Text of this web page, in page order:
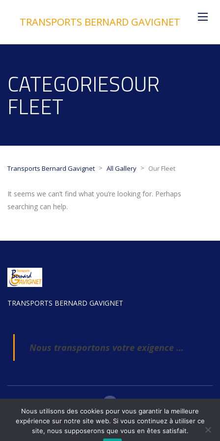
TRANSPORTS BERNARD GAVIGNET
CATEGORIESOUR
FLEET
Transports Bernard Gavignet > All Gallery > Our Fleet
It seems we can’t find what you’re looking for. Perhaps
searching can help.
TRANSPORTS BERNARD GAVIGNET
Nous transportons votre exigence …
Copyright © 2021. Fret Solutions. All rights reservedPolitique de
Nous utilisons des cookies pour vous garantir la meilleure
expérience sur notre site web. Si vous continuez à utiliser ce
site, nous supposerons que vous en êtes satisfait.